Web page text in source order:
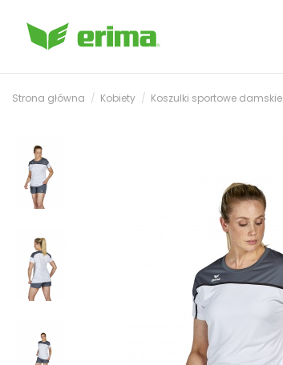
Strona główna Kobiety Koszulki sportowe damskie